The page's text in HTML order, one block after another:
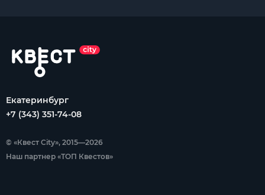
Екатеринбург
+7 (343) 351-74-08
© «Квест City», 2015—2026
Наш партнер «ТОП Квестов»